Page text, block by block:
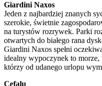
Giardini Naxos
Jeden z najbardziej znanych
szerokie, świetnie
na turystów rozrywek. Parki
otwartych do białego rana
Giardini Naxos spełni
idealny wypoczynek to
którzy od udanego urlopu
Cefalu